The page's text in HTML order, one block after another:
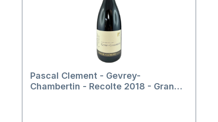
Pascal Clement - Gevrey-
Chambertin - Recolte 2018 - Grand